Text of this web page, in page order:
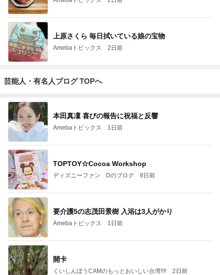
上原さくら 毎日拭いている娘の宝物
Amebaトピックス 2日前
芸能人・有名人ブログ TOPへ
本田真凜 喜びの報告に祝福と反響
Amebaトピックス 1日前
TOPTOY☆Cocoa Workshop
ディズニーファン Dのブログ 8日前
要介護5の志茂田景樹 入浴は3人がかり
Amebaトピックス 1日前
開卡
くいしんぼうCAMのもっとおいしい台湾!!!! 2日前